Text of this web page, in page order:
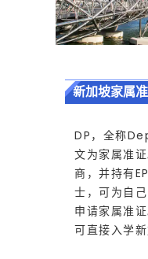
(
P
)
与
新加坡家属准
DP，全称
文为家属准
商，并持有
士，可为自
申请家属准证
可直接入学新